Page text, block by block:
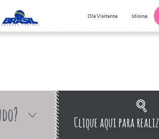
Olá Visitante Idioma
Clique aqui para